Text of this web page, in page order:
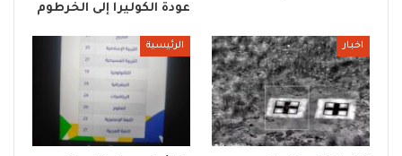
عودة الكوليرا إلى الخرطوم
اخبار الرئيسية